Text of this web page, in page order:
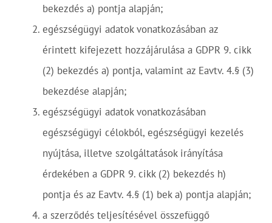
bekezdés a) pontja alapján;
egészségügyi adatok vonatkozásában az
érintett kifejezett hozzájárulása a GDPR 9. cikk
(2) bekezdés a) pontja, valamint az Eavtv. 4.§ (3)
bekezdése alapján;
egészségügyi adatok vonatkozásában
egészségügyi célokból, egészségügyi kezelés
nyújtása, illetve szolgáltatások irányítása
érdekében a GDPR 9. cikk (2) bekezdés h)
pontja és az Eavtv. 4.§ (1) bek a) pontja alapján;
a szerződés teljesítésével összefüggő